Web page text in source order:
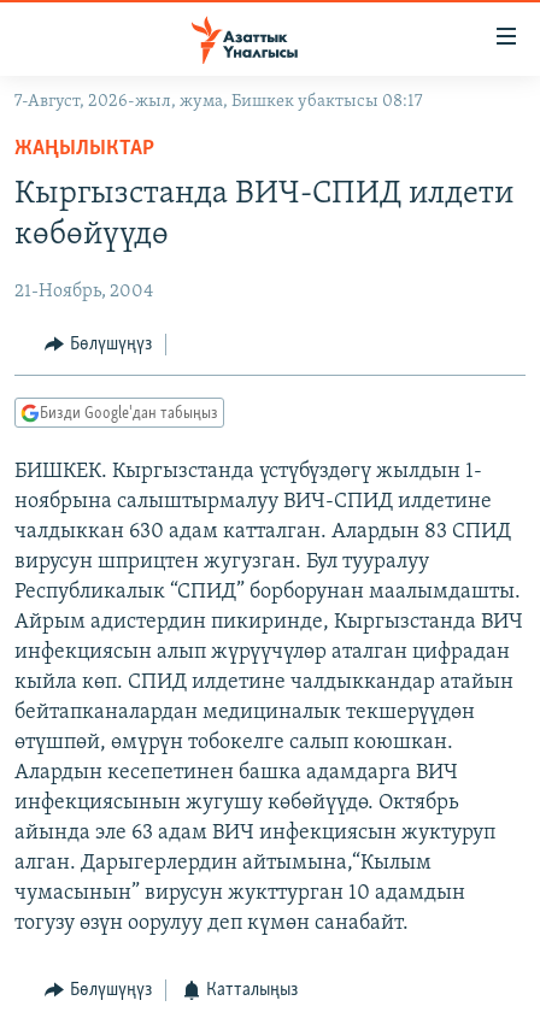
Навигацияга
өтүңүз
Издөөгө
салыңызКЫРГЫЗСТАН
ЭКОНОМИКА
МАДАНИЯТ
ДҮЙНӨ
БОРБОР АЗИЯ
УКРАИНА
АТАЙЫН ИЛИКТӨӨ
ТВ ПРОГРАММАЛАР
ЭКСПЕРТТЕР ТАЛДАЙТ
БИЗ ЖАНА ДҮЙНӨ
ДАНИСТЕ
ЭЖЕ-СИҢДИЛЕР
АЗАТТЫК+
ЫҢГАЙСЫЗ СУРООЛОР
ӨЗГӨЧӨ ПИКИР
Русский
ОНЛАЙН ШЕРИНЕ
ЭЕ/АРнун бардык сайттары
7-Август, 2026-жыл, жума, Бишкек убактысы 08:17
ЖАҢЫЛЫКТАР
Кыргызстанда ВИЧ-СПИД илдети
көбөйүүдө
21-Ноябрь, 2004
Бөлүшүңүз
Бизди Google'дан табыңыз
БИШКЕК. Кыргызстанда үстүбүздөгү жылдын 1-
ноябрына салыштырмалуу ВИЧ-СПИД илдетине
чалдыккан 630 адам катталган. Алардын 83 СПИД
вирусун шприцтен жугузган. Бул тууралуу
Республикалык “СПИД” борборунан маалымдашты.
Айрым адистердин пикиринде, Кыргызстанда ВИЧ
инфекциясын алып жүрүүчүлөр аталган цифрадан
кыйла көп. СПИД илдетине чалдыккандар атайын
бейтапканалардан медициналык текшерүүдөн
өтүшпөй, өмүрүн тобокелге салып коюшкан.
Алардын кесепетинен башка адамдарга ВИЧ
инфекциясынын жугушу көбөйүүдө. Октябрь
айында эле 63 адам ВИЧ инфекциясын жуктуруп
алган. Дарыгерлердин айтымына,“Кылым
чумасынын” вирусун жукттурган 10 адамдын
тогузу өзүн оорулуу деп күмөн санабайт.
Бөлүшүңүз Катталыңыз